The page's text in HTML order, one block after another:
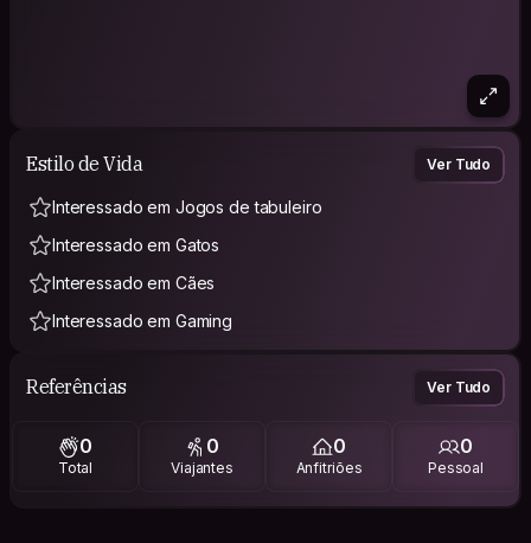
Estilo de Vida Ver Tudo
Interessado em Jogos de tabuleiro
Interessado em Gatos
Interessado em Cães
Interessado em Gaming
Referências Ver Tudo
0
Total
0
Viajantes
0
Anfitriões
0
Pessoal